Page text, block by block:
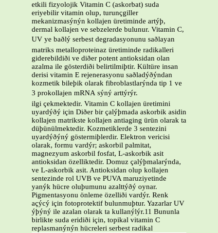
etkili fizyolojik Vitamin C (askorbat) suda
eriyebilir vitamin olup, turunçgiller
mekanizmasýnýn kollajen üretiminde artýþ,
dermal kollajen ve sebzelerde bulunur. Vitamin C,
UV ye baðlý serbest degradasyonunu saðlayan
matriks metalloproteinaz üretiminde radikalleri
giderebildiði ve diðer potent antioksidan olan
azalma ile gösterdiði belirtilmiþtir. Kültüre insan
derisi vitamin E rejenerasyonu saðladýðýndan
kozmetik bileþik olarak fibroblastlarýnda tip 1 ve
3 prokollajen mRNA sýný arttýrýr.
ilgi çekmektedir. Vitamin C kollajen üretimini
uyardýðý için Diðer bir çalýþmada askorbik asidin
kollajen matrikste kollajen antiaging ürün olarak ta
düþünülmektedir. Kozmetiklerde 3 sentezini
uyardýðýný göstermiþlerdir. Elektron vericisi
olarak, formu vardýr; askorbil palmitat,
magnezyum askorbil fosfat, L-askorbik asit
antioksidan özelliktedir. Domuz çalýþmalarýnda,
ve L-askorbik asit. Antioksidan olup kollajen
sentezinde rol UVB ve PUVA maruziyetinde
yanýk hücre oluþumunu azalttýðý oynar.
Pigmentasyonu önleme özelliði vardýr. Renk
açýcý için fotoprotektif bulunmuþtur. Yazarlar UV
ýþýný ile azalan olarak ta kullanýlýr.11 Bununla
birlikte suda eridiði için, topikal vitamin C
replasmanýnýn hücreleri serbest radikal